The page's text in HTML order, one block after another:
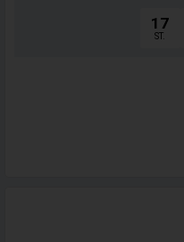
17
ST.